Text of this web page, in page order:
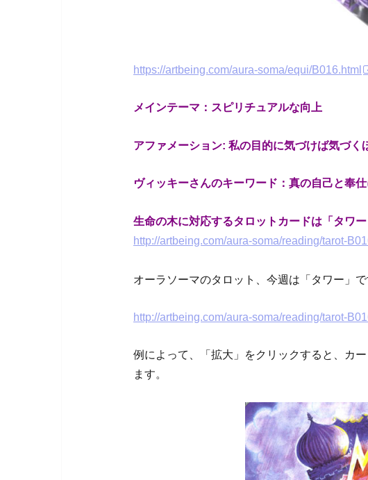
https://artbeing.com/aura-soma/equi/B016.html
メインテーマ：スピリチュアルな向上
アファメーション: 私の目的に気づけば気づく
ヴィッキーさんのキーワード：真の自己と奉
生命の木に対応するタロットカードは「タワー
http://artbeing.com/aura-soma/reading/tarot-
オーラソーマのタロット、今週は「タワー」で
http://artbeing.com/aura-soma/reading/tarot-
例によって、「拡大」をクリックすると、カ
ます。